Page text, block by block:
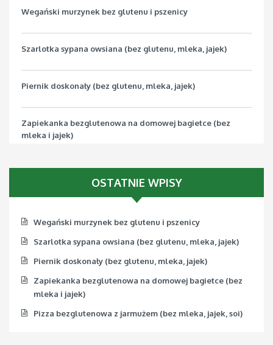
Wegański murzynek bez glutenu i pszenicy
Szarlotka sypana owsiana (bez glutenu, mleka, jajek)
Piernik doskonały (bez glutenu, mleka, jajek)
Zapiekanka bezglutenowa na domowej bagietce (bez
mleka i jajek)
OSTATNIE WPISY
Wegański murzynek bez glutenu i pszenicy
Szarlotka sypana owsiana (bez glutenu, mleka, jajek)
Piernik doskonały (bez glutenu, mleka, jajek)
Zapiekanka bezglutenowa na domowej bagietce (bez
mleka i jajek)
Pizza bezglutenowa z jarmużem (bez mleka, jajek, soi)